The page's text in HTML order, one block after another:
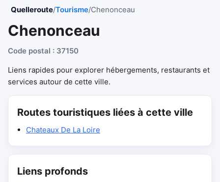
Quelleroute/Tourisme/Chenonceau
Chenonceau
Code postal : 37150
Liens rapides pour explorer hébergements, restaurants et
services autour de cette ville.
Routes touristiques liées à cette ville
Chateaux De La Loire
Liens profonds